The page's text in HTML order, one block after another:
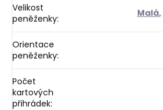
Velikost
peněženky: Malá,
Orientace
peněženky:
Počet
kartových
přihrádek: